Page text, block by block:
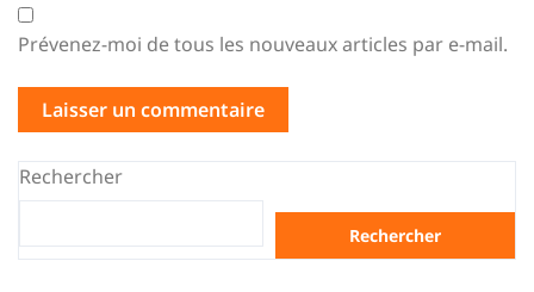
Prévenez-moi de tous les nouveaux articles par e-mail.
Rechercher
Rechercher